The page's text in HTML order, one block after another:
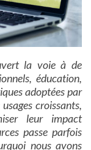
la voie à de
éducation,
adoptées par
usages croissants,
leur impact
passe parfois
nous avons